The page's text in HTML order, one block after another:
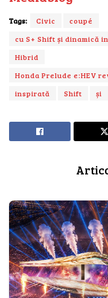
Tags: Civic
coupé
cu S+ Shift și dinamică
Hibrid
Honda Prelude e:HEV
inspirată
Shift și